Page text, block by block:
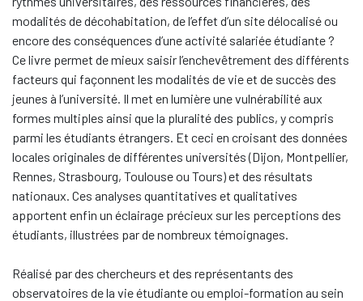
modalités de décohabitation, de l’effet d’un site délocalisé ou
encore des conséquences d’une activité salariée étudiante ?
Ce livre permet de mieux saisir l’enchevêtrement des différents
facteurs qui façonnent les modalités de vie et de succès des
jeunes à l’université. Il met en lumière une vulnérabilité aux
formes multiples ainsi que la pluralité des publics, y compris
parmi les étudiants étrangers. Et ceci en croisant des données
locales originales de différentes universités (Dijon, Montpellier,
Rennes, Strasbourg, Toulouse ou Tours) et des résultats
nationaux. Ces analyses quantitatives et qualitatives
apportent enfin un éclairage précieux sur les perceptions des
étudiants, illustrées par de nombreux témoignages.
Réalisé par des chercheurs et des représentants des
observatoires de la vie étudiante ou emploi-formation au sein